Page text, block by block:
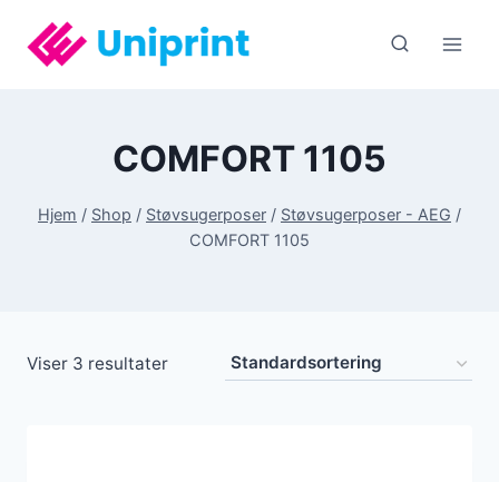
indhold
COMFORT 1105
Hjem / Shop / Støvsugerposer / Støvsugerposer - AEG /
COMFORT 1105
Viser 3 resultater